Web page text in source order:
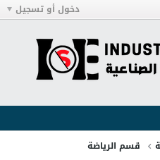
دخول أو تسجيل
قسم الرياضة